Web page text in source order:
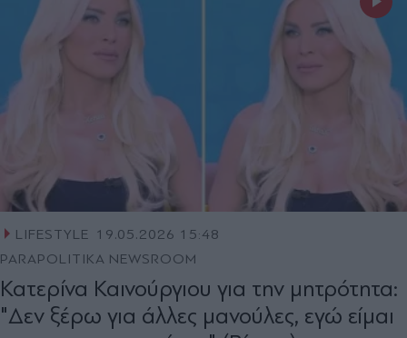
LIFESTYLE
19.05.2026 15:48
PARAPOLITIKA NEWSROOM
Κατερίνα Καινούργιου για την μητρότητα:
"Δεν ξέρω για άλλες μανούλες, εγώ είμαι